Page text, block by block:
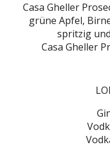
Casa Gheller
grüne Apfel,
spritzig
Casa Gheller